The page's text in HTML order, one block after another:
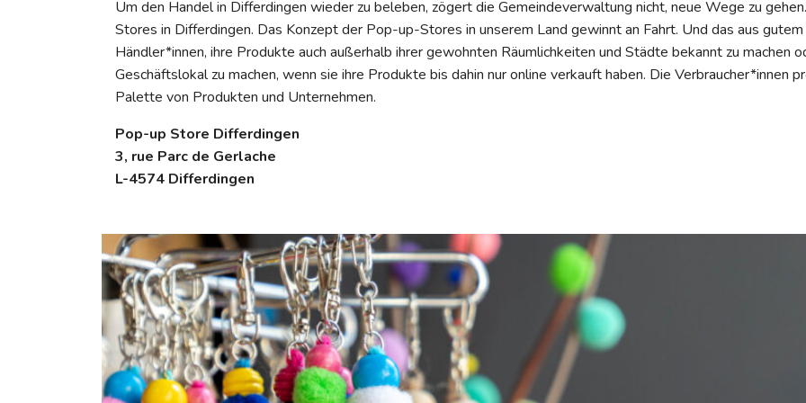
Um den Handel in Differdingen wieder zu beleben, zögert die Gemeindeverwaltung nicht, neue Wege zu
Stores in Differdingen. Das Konzept der Pop-up-Stores in unserem Land gewinnt an Fahrt. Und das aus
Händler*innen, ihre Produkte auch außerhalb ihrer gewohnten Räumlichkeiten und Städte bekannt zu machen
Geschäftslokal zu machen, wenn sie ihre Produkte bis dahin nur online verkauft haben. Die Verbraucher*innen
Palette von Produkten und Unternehmen.
Pop-up Store Differdingen
3, rue Parc de Gerlache
L-4574 Differdingen